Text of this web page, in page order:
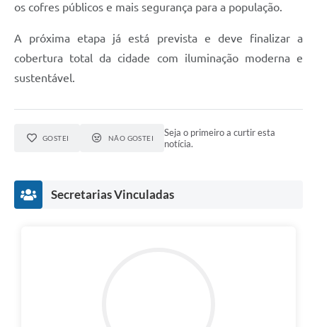
os cofres públicos e mais segurança para a população.
A próxima etapa já está prevista e deve finalizar a
cobertura total da cidade com iluminação moderna e
sustentável.
GOSTEI NÃO GOSTEI
Seja o primeiro a curtir esta
notícia.
Secretarias Vinculadas